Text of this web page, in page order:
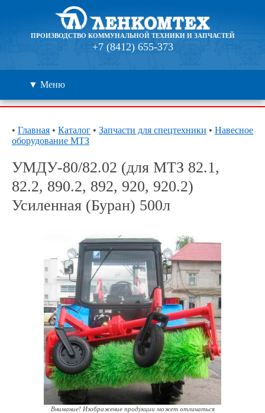
ПРОИЗВОДСТВО КОММУНАЛЬНОЙ ТЕХНИКИ И ЗАПЧАСТЕЙ
+7 (8412) 655-373
▼ Меню
Дилеры
Контакты
О компании
• Главная • Каталог • Запчасти для спецтехники • Навесное
оборудование МТЗ
УМДУ-80/82.02 (для МТЗ 82.1,
82.2, 890.2, 892, 920, 920.2)
Усиленная (Буран) 500л
Внимание! Изображение продукции может отличаться